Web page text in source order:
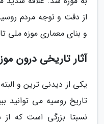
از دقت و توجه مردم
و بنای معماری موزه ملی
آثار تاریخی درون
یکی از دیدنی ترین و
تاریخ روسیه می توانید
نسبتا بزرگی است که